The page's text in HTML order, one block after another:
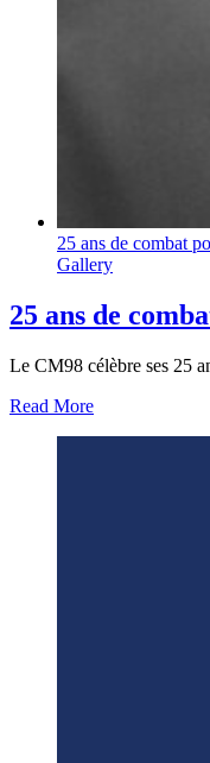
25 ans de combat
Gallery
25 ans de
Le CM98 célèbre ses 25
Read More